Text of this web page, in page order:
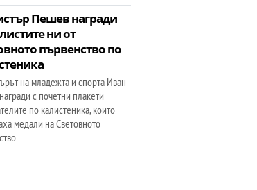
Пешев награди
ни от
първенство по
на младежта и спорта Иван
с почетни плакети
по калистеника, които
медали на Световното